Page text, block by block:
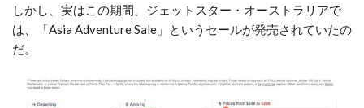
しかし、実はこの期間、ジェットスター・オーストラリアで
は、「Asia Adventure Sale」というセールが発売されていたの
だ。